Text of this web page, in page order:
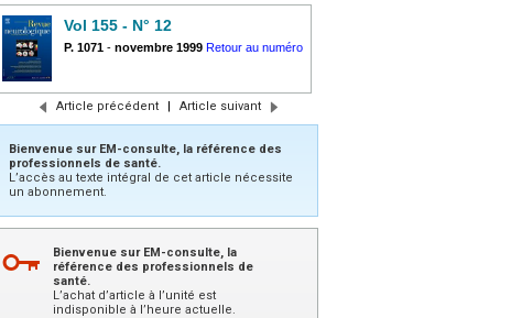
Vol 155 - N° 12
P. 1071 - novembre 1999 Retour au numéro
Article précédent | Article suivant
Bienvenue sur EM-consulte, la référence des
professionnels de santé.
L’accès au texte intégral de cet article nécessite
un abonnement.
Bienvenue sur EM-consulte, la
référence des professionnels de
santé.
L’achat d’article à l’unité est
indisponible à l’heure actuelle.